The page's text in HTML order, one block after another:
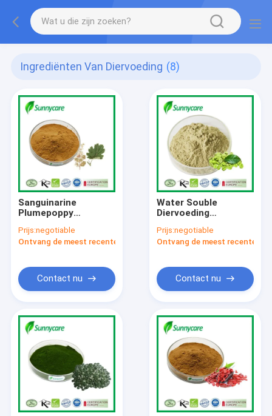
Ingrediënten Van Diervoeding (8)
Sanguinarine
Plumepoppy
Ingrediënten
Macleaya Cordata
Prijs:negotiable
Ontvang de meest recente Prijs
Contact nu
Water Souble
Diervoeding
Chlorogeenzuur
Groen koffiebonen
Prijs:negotiable
Ontvang de meest recente
Contact nu